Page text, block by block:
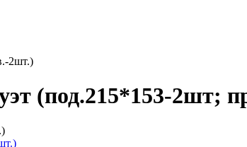
2шт.)
(под.215*153-2шт;